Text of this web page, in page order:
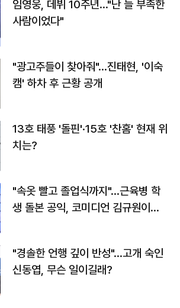
임영웅, 데뷔 10주년…"난 늘 부족한
사람이었다"
"광고주들이 찾아줘"…진태현, '이숙
캠' 하차 후 근황 공개
13호 태풍 '돌핀'·15호 '찬홈' 현재 위
치는?
"속옷 빨고 졸업식까지"…근육병 학
생 돌본 공익, 코미디언 김규원이었
"경솔한 언행 깊이 반성"…고개 숙인
신동엽, 무슨 일이길래?